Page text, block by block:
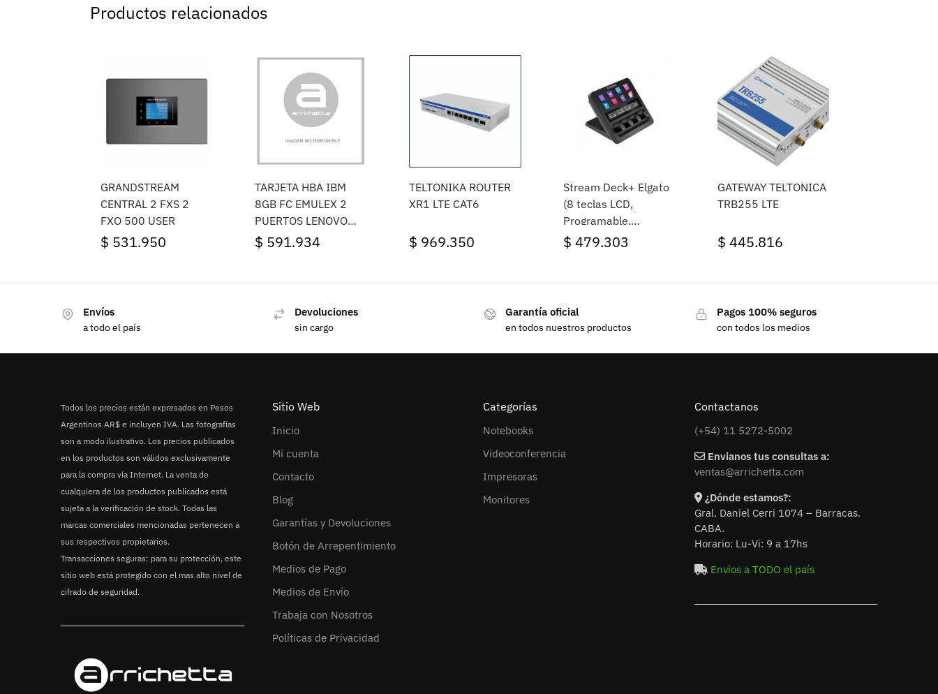
Productos relacionados
GRANDSTREAM
CENTRAL 2 FXS 2
FXO 500 USER
$ 531.950
TARJETA HBA IBM
8GB FC EMULEX 2
PUERTOS LENOVO
DCG
$ 591.934
TELTONIKA ROUTER
XR1 LTE CAT6
$ 969.350
Stream Deck+ Elgato
(8 teclas LCD,
Programable,
Windows/Mac)
$ 479.303
GATEWAY TELTONICA
TRB255 LTE
$ 445.816
Envíos
a todo el país
Devoluciones
sin cargo
Garantía oficial
en todos nuestros productos
Pagos 100% seguros
con todos los medios
Todos los precios están expresados en Pesos
Argentinos AR$ e incluyen IVA. Las fotografías
son a modo ilustrativo. Los precios publicados
en los productos son válidos exclusivamente
para la compra vía Internet. La venta de
cualquiera de los productos publicados está
sujeta a la verificación de stock. Todas las
marcas comerciales mencionadas pertenecen a
sus respectivos propietarios.
Transacciones seguras: para su protección, este
sitio web está protegido con el mas alto nivel de
cifrado de seguridad.
Sitio Web
Inicio
Mi cuenta
Contacto
Blog
Garantías y Devoluciones
Botón de Arrepentimiento
Medios de Pago
Medios de Envío
Trabaja con Nosotros
Políticas de Privacidad
Categorías
Notebooks
Videoconferencia
Impresoras
Monitores
Contactanos
(+54) 11 5272-5002
Envianos tus consultas a:
ventas@arrichetta.com
¿Dónde estamos?:
Gral. Daniel Cerri 1074 – Barracas.
CABA.
Horario: Lu-Vi: 9 a 17hs
Envíos a TODO el país